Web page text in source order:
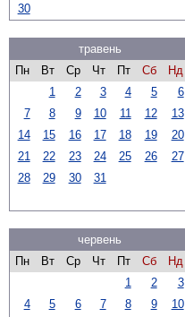
30
травень
Пн
Вт Ср Чт Пт Сб
Нд
1
2 3 4 5
6
7
8 9 10 11 12
13
14
15 16 17 18 19
20
21
22 23 24 25 26
27
28
29 30 31
червень
Пн
Вт Ср Чт Пт Сб
Нд
1
2
3
4
5 6 7 8 9
10